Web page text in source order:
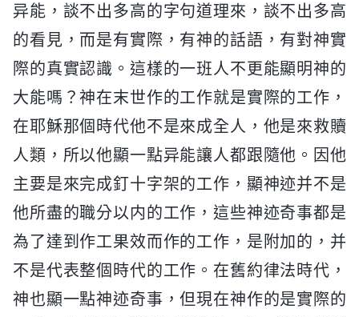
异能，談不出多高的字句道理來，談不出多高
的看見，而是有實際，有神的話語，有對神實
際的真實認識。這樣的一班人不更能顯明神的
大能嗎？神在末世作的工作就是實際的工作，
在耶穌那個時代他不是來成全人，他是來救贖
人類，所以他顯一點异能讓人都跟隨他。因他
主要是來完成釘十字架的工作，顯神迹并不是
他所盡的職分以内的工作，這些神迹奇事都是
為了達到作工果效而作的工作，是附加的，并
不是代表整個時代的工作。在舊約律法時代，
神也顯一點神迹奇事，但現在神作的是實際的